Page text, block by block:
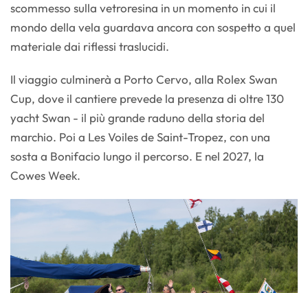
scommesso sulla vetroresina in un momento in cui il
mondo della vela guardava ancora con sospetto a quel
materiale dai riflessi traslucidi.
Il viaggio culminerà a Porto Cervo, alla Rolex Swan
Cup, dove il cantiere prevede la presenza di oltre 130
yacht Swan - il più grande raduno della storia del
marchio. Poi a Les Voiles de Saint-Tropez, con una
sosta a Bonifacio lungo il percorso. E nel 2027, la
Cowes Week.